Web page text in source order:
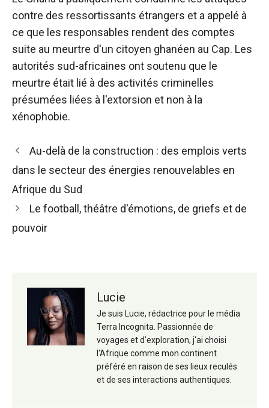
contre des ressortissants étrangers et a appelé à
ce que les responsables rendent des comptes
suite au meurtre d'un citoyen ghanéen au Cap. Les
autorités sud-africaines ont soutenu que le
meurtre était lié à des activités criminelles
présumées liées à l'extorsion et non à la
xénophobie.
Navigation
des
Au-delà de la construction : des emplois verts
dans le secteur des énergies renouvelables en
Afrique du Sud
Le football, théâtre d'émotions, de griefs et de
pouvoir
Lucie
Je suis Lucie, rédactrice pour le média
Terra Incognita. Passionnée de
voyages et d'exploration, j'ai choisi
l'Afrique comme mon continent
préféré en raison de ses lieux reculés
et de ses interactions authentiques.